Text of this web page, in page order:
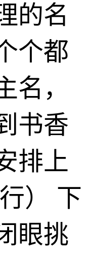
的名
个都
名，
书香
排上
） 下
眼挑